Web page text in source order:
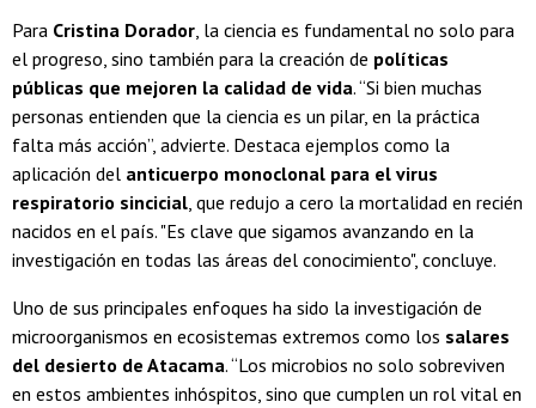
Para Cristina Dorador, la ciencia es fundamental no solo para
el progreso, sino también para la creación de políticas
públicas que mejoren la calidad de vida. “Si bien muchas
personas entienden que la ciencia es un pilar, en la práctica
falta más acción”, advierte. Destaca ejemplos como la
aplicación del anticuerpo monoclonal para el virus
respiratorio sincicial, que redujo a cero la mortalidad en recién
nacidos en el país. "Es clave que sigamos avanzando en la
investigación en todas las áreas del conocimiento", concluye.
Uno de sus principales enfoques ha sido la investigación de
microorganismos en ecosistemas extremos como los salares
del desierto de Atacama. “Los microbios no solo sobreviven
en estos ambientes inhóspitos, sino que cumplen un rol vital en